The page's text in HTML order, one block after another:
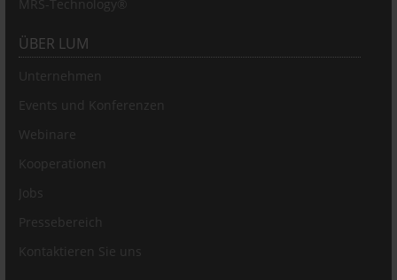
MRS-Technology®
ÜBER LUM
Unternehmen
Events und Konferenzen
Webinare
Kooperationen
Jobs
Pressebereich
Kontaktieren Sie uns